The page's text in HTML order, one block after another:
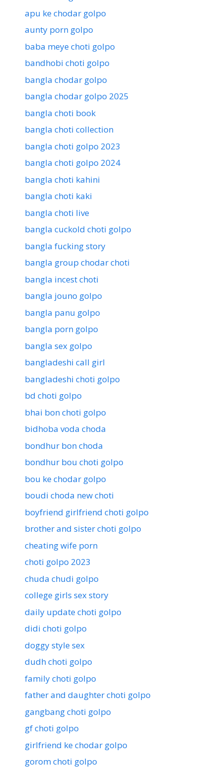
apu ke chodar golpo
aunty porn golpo
baba meye choti golpo
bandhobi choti golpo
bangla chodar golpo
bangla chodar golpo 2025
bangla choti book
bangla choti collection
bangla choti golpo 2023
bangla choti golpo 2024
bangla choti kahini
bangla choti kaki
bangla choti live
bangla cuckold choti golpo
bangla fucking story
bangla group chodar choti
bangla incest choti
bangla jouno golpo
bangla panu golpo
bangla porn golpo
bangla sex golpo
bangladeshi call girl
bangladeshi choti golpo
bd choti golpo
bhai bon choti golpo
bidhoba voda choda
bondhur bon choda
bondhur bou choti golpo
bou ke chodar golpo
boudi choda new choti
boyfriend girlfriend choti golpo
brother and sister choti golpo
cheating wife porn
choti golpo 2023
chuda chudi golpo
college girls sex story
daily update choti golpo
didi choti golpo
doggy style sex
dudh choti golpo
family choti golpo
father and daughter choti golpo
gangbang choti golpo
gf choti golpo
girlfriend ke chodar golpo
gorom choti golpo